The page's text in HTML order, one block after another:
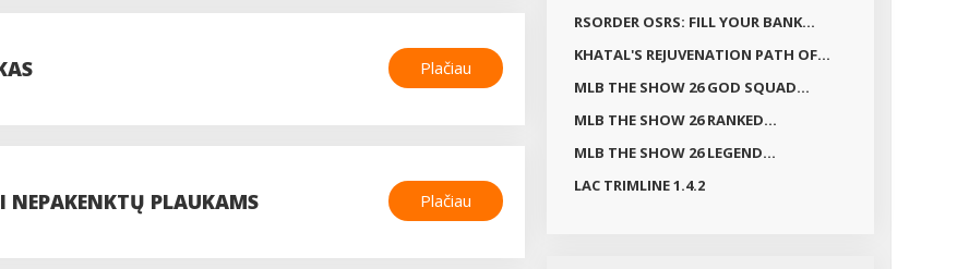
Plačiau
PLAUKAMS Plačiau
RSORDER OSRS: FILL YOUR BANK...
KHATAL'S REJUVENATION PATH OF...
MLB THE SHOW 26 GOD SQUAD...
MLB THE SHOW 26 RANKED...
MLB THE SHOW 26 LEGEND...
LAC TRIMLINE 1.4.2